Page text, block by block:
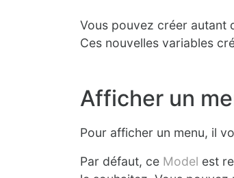
Vous pouvez créer autant
Ces nouvelles variables
Afficher un
Pour afficher un menu, il
Par défaut, ce Model est